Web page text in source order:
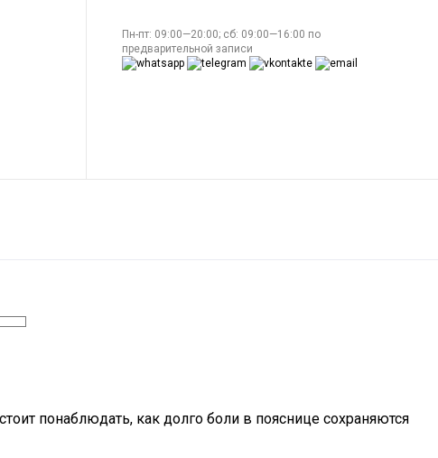
Пн-пт: 09:00—20:00; сб: 09:00—16:00 по
предварительной записи
понаблюдать, как долго боли в пояснице сохраняются